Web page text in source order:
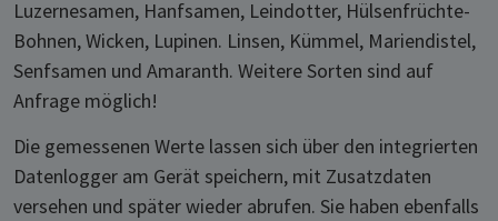
Luzernesamen, Hanfsamen, Leindotter, Hülsenfrüchte-
Bohnen, Wicken, Lupinen. Linsen, Kümmel, Mariendistel,
Senfsamen und Amaranth. Weitere Sorten sind auf
Anfrage möglich!
Die gemessenen Werte lassen sich über den integrierten
Datenlogger am Gerät speichern, mit Zusatzdaten
versehen und später wieder abrufen. Sie haben ebenfalls